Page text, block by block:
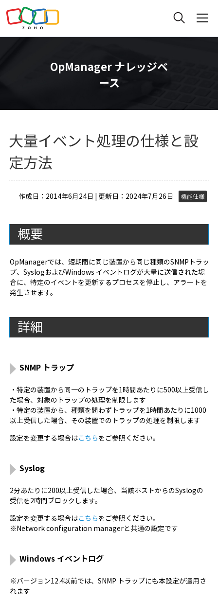
OpManager ナレッジベ
ース
大量イベント処理の仕様と設
定方法
作成日：2014年6月24日 | 更新日：2024年7月26日 機能仕様
概要
OpManagerでは、短期間に同じ装置から同じ種類のSNMPトラッ
プ、SyslogおよびWindows イベントログが大量に送信された場
合に、特定のイベントを更新するプロセスを停止し、アラートを
発生させます。
詳細
SNMP トラップ
・特定の装置から同一のトラップを1時間あたりに500以上受信し
た場合、対象のトラップの処理を制限します
・特定の装置から、種類を問わずトラップを1時間あたりに1000
以上受信した場合、その装置でのトラップの処理を制限します
設定を変更する場合はこちらをご参照ください。
Syslog
2分あたりに200以上受信した場合、当該ホストからのSyslogの
受信を2時間ブロックします。
設定を変更する場合はこちらをご参照ください。
※Network configuration managerと共通の設定です
Windows イベントログ
※バージョン12.4以前では、SNMP トラップにも本設定が適用さ
れます